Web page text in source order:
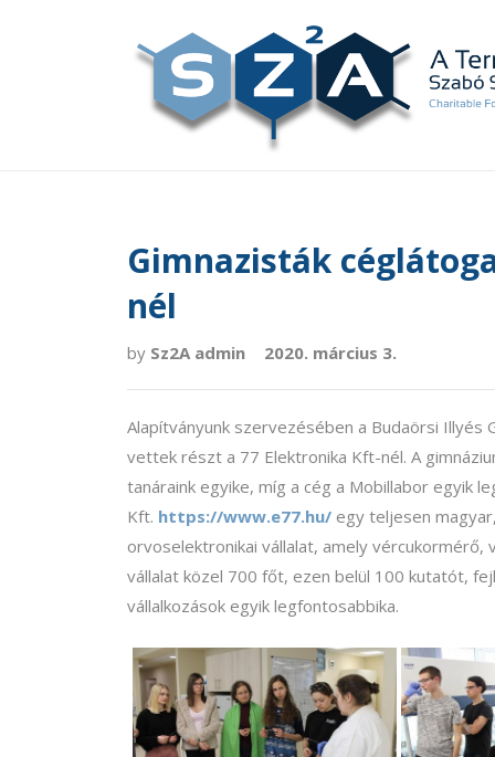
Gimnazisták
nél
by Sz2A admin 2020. március 3.
Alapítványunk szervezésében a Budaörsi Illyés
vettek részt a 77 Elektronika Kft-nél. A
tanáraink egyike, míg a cég a Mobillabor egyik
Kft. https://www.e77.hu/ egy teljesen
orvoselektronikai vállalat, amely
vállalat közel 700 főt, ezen belül 100 kutatót,
vállalkozások egyik legfontosabbika.